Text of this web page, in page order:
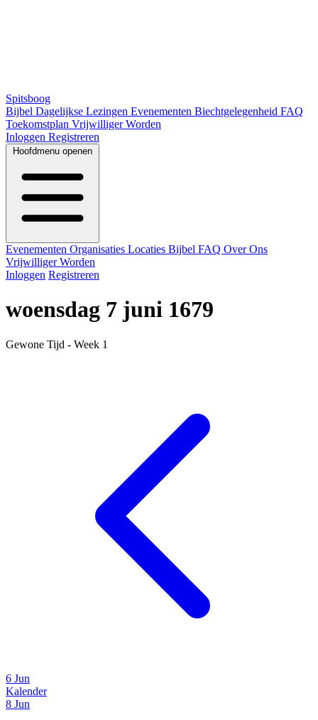
Spitsboog
Bijbel Dagelijkse Lezingen Evenementen Biechtgelegenheid FAQ
Toekomstplan Vrijwilliger Worden
Inloggen Registreren
Hoofdmenu openen
Evenementen Organisaties Locaties Bijbel FAQ Over Ons
Vrijwilliger Worden
Inloggen Registreren
woensdag 7 juni 1679
Gewone Tijd - Week 1
6 Jun
Kalender
8 Jun